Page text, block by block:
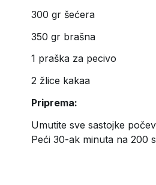
300 gr šećera
350 gr brašna
1 praška za pecivo
2 žlice kakaa
Priprema:
Umutite sve sastojke
Peći 30-ak minuta na 200